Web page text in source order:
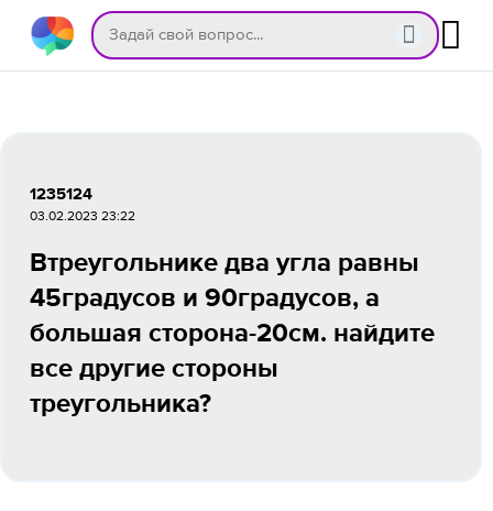
1235124
03.02.2023 23:22
Втреугольнике два угла равны
45градусов и 90градусов, а
большая сторона-20см. найдите
все другие стороны
треугольника?